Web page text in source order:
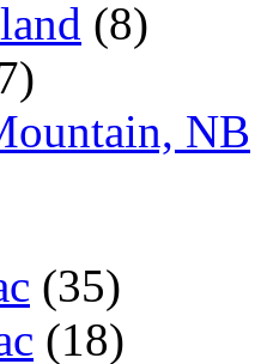
(8)
NB
(35)
(18)